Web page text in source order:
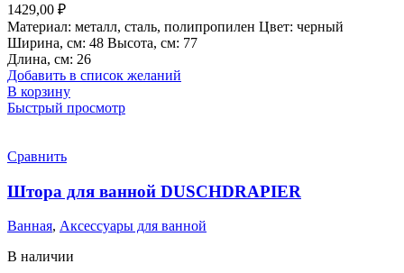
1429,00 ₽
Материал: металл, сталь, полипропилен Цвет: черный
Ширина, см: 48 Высота, см: 77
Длина, см: 26
Добавить в список желаний
В корзину
Быстрый просмотр
Сравнить
Штора для ванной DUSCHDRAPIER
Ванная, Аксессуары для ванной
В наличии